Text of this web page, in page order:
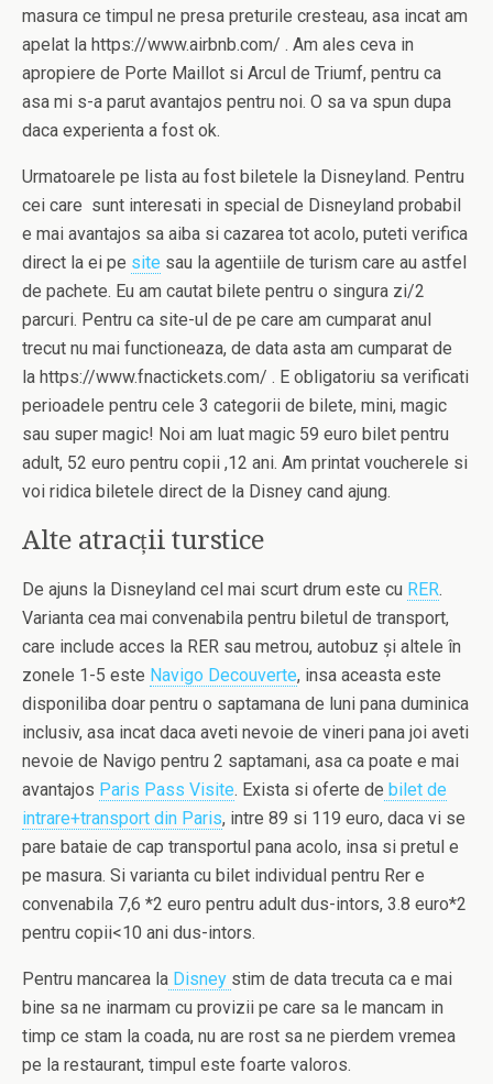
masura ce timpul ne presa preturile cresteau, asa incat am
apelat la https://www.airbnb.com/ . Am ales ceva in
apropiere de Porte Maillot si Arcul de Triumf, pentru ca
asa mi s-a parut avantajos pentru noi. O sa va spun dupa
daca experienta a fost ok.
Urmatoarele pe lista au fost biletele la Disneyland. Pentru
cei care sunt interesati in special de Disneyland probabil
e mai avantajos sa aiba si cazarea tot acolo, puteti verifica
direct la ei pe site sau la agentiile de turism care au astfel
de pachete. Eu am cautat bilete pentru o singura zi/2
parcuri. Pentru ca site-ul de pe care am cumparat anul
trecut nu mai functioneaza, de data asta am cumparat de
la https://www.fnactickets.com/ . E obligatoriu sa verificati
perioadele pentru cele 3 categorii de bilete, mini, magic
sau super magic! Noi am luat magic 59 euro bilet pentru
adult, 52 euro pentru copii ,12 ani. Am printat voucherele si
voi ridica biletele direct de la Disney cand ajung.
Alte atracții turstice
De ajuns la Disneyland cel mai scurt drum este cu RER.
Varianta cea mai convenabila pentru biletul de transport,
care include acces la RER sau metrou, autobuz și altele în
zonele 1-5 este Navigo Decouverte, insa aceasta este
disponiliba doar pentru o saptamana de luni pana duminica
inclusiv, asa incat daca aveti nevoie de vineri pana joi aveti
nevoie de Navigo pentru 2 saptamani, asa ca poate e mai
avantajos Paris Pass Visite. Exista si oferte de bilet de
intrare+transport din Paris, intre 89 si 119 euro, daca vi se
pare bataie de cap transportul pana acolo, insa si pretul e
pe masura. Si varianta cu bilet individual pentru Rer e
convenabila 7,6 *2 euro pentru adult dus-intors, 3.8 euro*2
pentru copii<10 ani dus-intors.
Pentru mancarea la Disney stim de data trecuta ca e mai
bine sa ne inarmam cu provizii pe care sa le mancam in
timp ce stam la coada, nu are rost sa ne pierdem vremea
pe la restaurant, timpul este foarte valoros.